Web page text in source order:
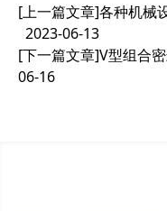
[上一篇文章]各种机械
2023-06-13
[下一篇文章]V型组合
06-16